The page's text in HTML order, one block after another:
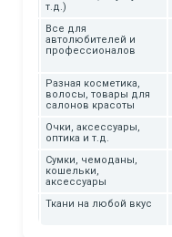
т.д.)
Все для
автолюбителей и
профессионалов
Разная косметика,
волосы, товары для
салонов красоты
Очки, аксессуары,
оптика и т.д.
Сумки, чемоданы,
кошельки,
аксессуары
Ткани на любой вкус